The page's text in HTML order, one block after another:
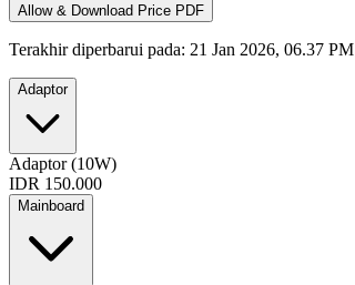
Allow & Download Price PDF
Terakhir diperbarui pada: 21 Jan 2026, 06.37 PM
Adaptor
Adaptor (10W)
IDR 150.000
Mainboard